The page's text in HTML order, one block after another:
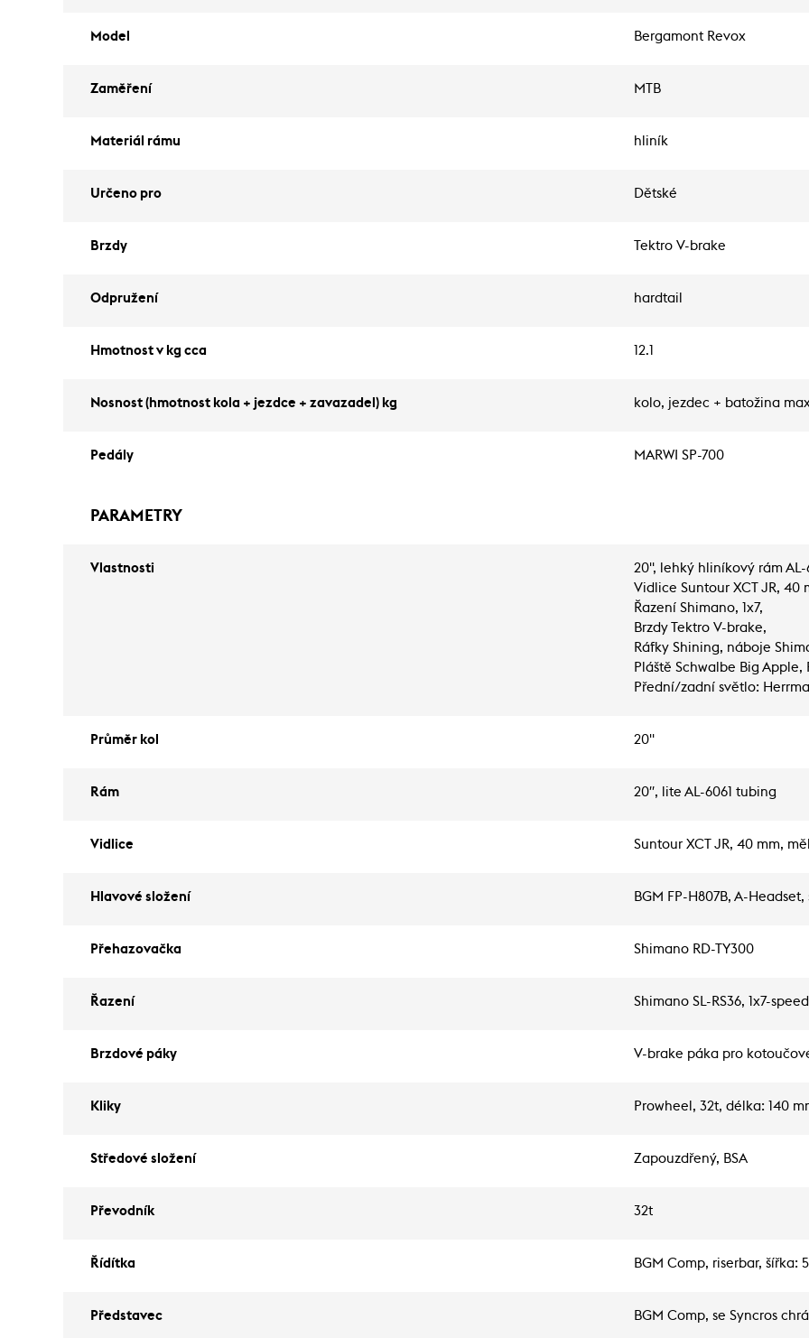
Model Bergamont Revox
Zaměření MTB
Materiál rámu hliník
Určeno pro Dětské
Brzdy Tektro V-brake
Odpružení hardtail
Hmotnost v kg cca 12.1
Nosnost (hmotnost kola + jezdce + zavazadel) kg kolo, jezdec + batožina
Pedály MARWI SP-700
PARAMETRY
Vlastnosti
20", lehký hliníkový rám AL-
Vidlice Suntour XCT JR, 40
Řazení Shimano, 1x7,
Brzdy Tektro V-brake,
Ráfky Shining, náboje
Pláště Schwalbe Big Apple,
Přední/zadní světlo:
Průměr kol 20"
Rám 20′′, lite AL-6061 tubing
Vidlice Suntour XCT JR, 40 mm,
Hlavové složení BGM FP-H807B, A-Headset,
Přehazovačka Shimano RD-TY300
Řazení Shimano SL-RS36, 1x7-
Brzdové páky V-brake páka pro
Kliky Prowheel, 32t, délka: 140
Středové složení Zapouzdřený, BSA
Převodník 32t
Řídítka BGM Comp, riserbar, šířka:
Představec BGM Comp, se Syncros